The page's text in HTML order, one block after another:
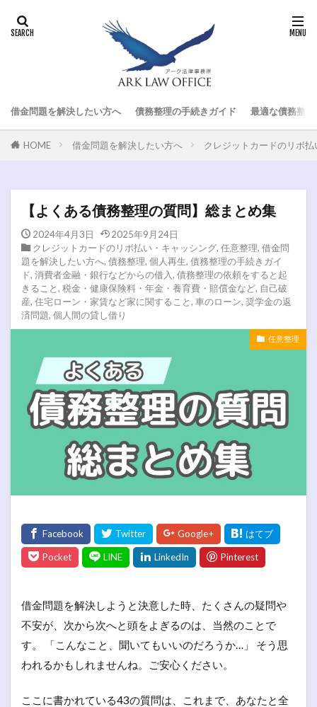
借金問題を解決したい方へ 債務整理の手続きガイド 最適な債務整
HOME 借金問題を解決したい方へ クレジットカードのリボ
【よくある債務整理の質問】総まとめ集
2024年4月3日
2025年9月24日
クレジットカードのリボ払い・キャッシング, 任意整理, 借金問
題を解決したい方へ, 債務整理, 個人再生, 債務整理の手続きガイ
ド, 消費者金融・銀行などからの借入, 債務整理の依頼をすると起
きること, 税金・健康保険料・年金・養育費・賠償金など, 自己破
産, 住宅ローン・家賃など家に関すること, 車のローン, 奨学金の返
済問題, 個人間の貸し借り
任意整理
借金問題を解決しようと決意した時、たくさんの疑問や
不安が、次から次へと頭をよぎるのは、当然のことで
す。 「こんなこと、聞いてもいいのだろうか…」 そう思
われるかもしれませんね。ご安心ください。
ここに書かれている43の質問は、これまで、あなたと全